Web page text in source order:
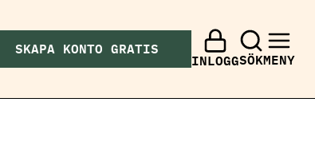
SKAPA KONTO GRATIS
INLOGGSÖKMENY